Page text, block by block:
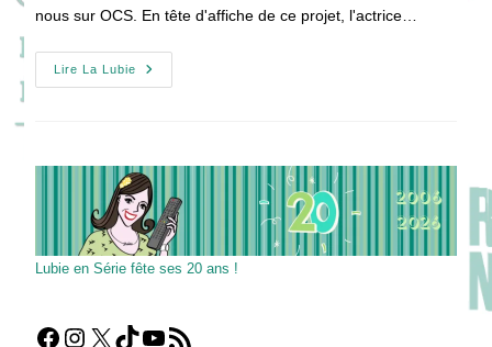
nous sur OCS. En tête d'affiche de ce projet, l'actrice…
Lire La Lubie
Mosaic
:
!
Lubie en Série fête ses 20 ans !
Facebook
Instagram
X TikTokYouTube
Flux RSS